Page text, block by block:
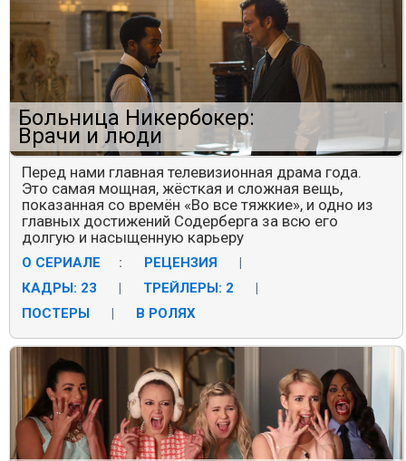
Больница Никербокер:
Врачи и люди
Перед нами главная телевизионная драма года.
Это самая мощная, жёсткая и сложная вещь,
показанная со времён «Во все тяжкие», и одно из
главных достижений Содерберга за всю его
долгую и насыщенную карьеру
О СЕРИАЛЕ : РЕЦЕНЗИЯ
|
КАДРЫ: 23
| ТРЕЙЛЕРЫ: 2
|
ПОСТЕРЫ
| В РОЛЯХ